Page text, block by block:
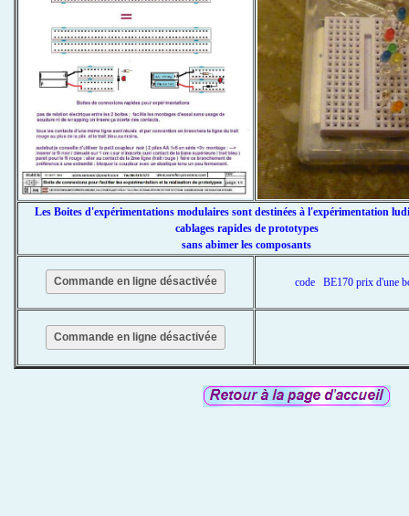
Les Boites d'expérimentations modulaires sont destinées à l'expérimentation
cablages rapides de prototypes
sans abimer les composants
Commande en ligne désactivée code BE170 prix d'une
Commande en ligne désactivée